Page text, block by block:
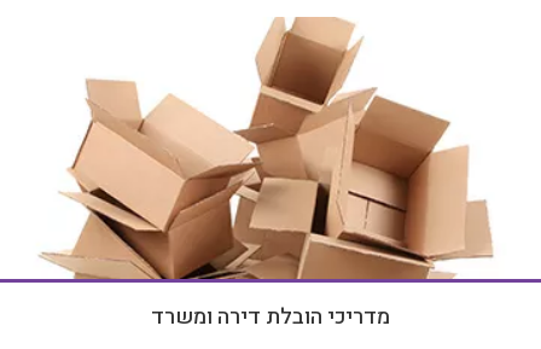
מדריכי הובלת דירה ומשרד